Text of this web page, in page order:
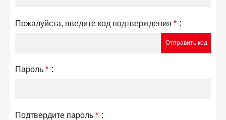
Пожалуйста, введите код подтверждения * ：
Отправить код
Пароль * ：
Подтвердите пароль * ：